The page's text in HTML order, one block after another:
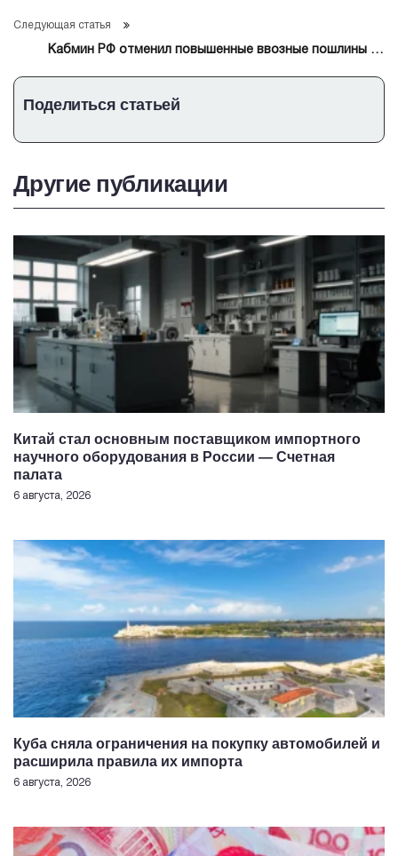
Следующая статья
Кабмин РФ отменил повышенные ввозные пошлины на
Поделиться статьей
Другие публикации
Китай стал основным поставщиком импортного
научного оборудования в России — Счетная
палата
6 августа, 2026
Куба сняла ограничения на покупку автомобилей и
расширила правила их импорта
6 августа, 2026